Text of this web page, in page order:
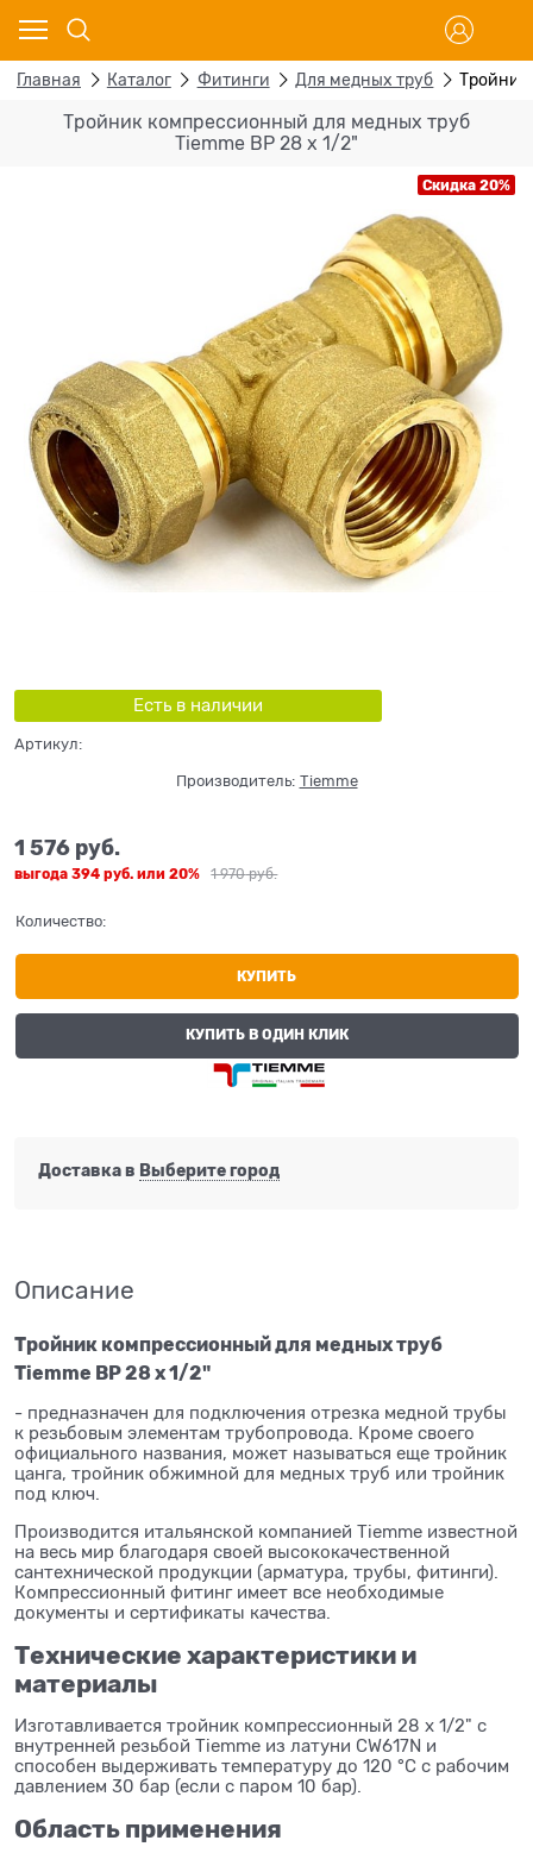
Главная Каталог Фитинги Для медных труб Тройник
Тройник компрессионный для медных труб
Tiemme ВР 28 х 1/2"
Скидка 20%
Есть в наличии
Артикул:
Производитель: Tiemme
1 970 руб.
1 576 руб.
выгода 394 руб. или 20%
Количество:
КУПИТЬ
КУПИТЬ В ОДИН КЛИК
Доставка в Выберите город
Описание
Тройник компрессионный для медных труб
Tiemme ВР 28 х 1/2"
- предназначен для подключения отрезка медной трубы
к резьбовым элементам трубопровода. Кроме своего
официального названия, может называться еще тройник
цанга, тройник обжимной для медных труб или тройник
под ключ.
Производится итальянской компанией Tiemme известной
на весь мир благодаря своей высококачественной
сантехнической продукции (арматура, трубы, фитинги).
Компрессионный фитинг имеет все необходимые
документы и сертификаты качества.
Технические характеристики и
материалы
Изготавливается тройник компрессионный 28 x 1/2" с
внутренней резьбой Tiemme из латуни CW617N и
способен выдерживать температуру до 120 °C с рабочим
давлением 30 бар (если с паром 10 бар).
Область применения